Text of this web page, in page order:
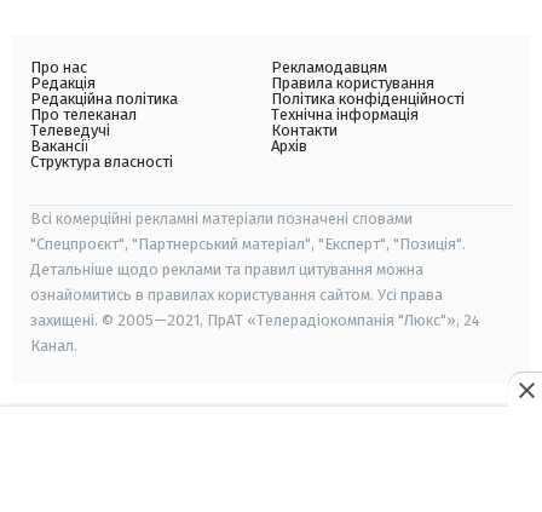
Про нас
Редакція
Редакційна політика
Про телеканал
Телеведучі
Вакансії
Структура власності
Рекламодавцям
Правила користування
Політика конфіденційності
Технічна інформація
Контакти
Архів
Всі комерційні рекламні матеріали позначені словами
"Спецпроєкт", "Партнерський матеріал", "Експерт", "Позиція".
Детальніше щодо реклами та правил цитування можна
ознайомитись в правилах користування сайтом. Усі права
захищені. © 2005—2021, ПрАТ «Телерадіокомпанія "Люкс"», 24
Канал.